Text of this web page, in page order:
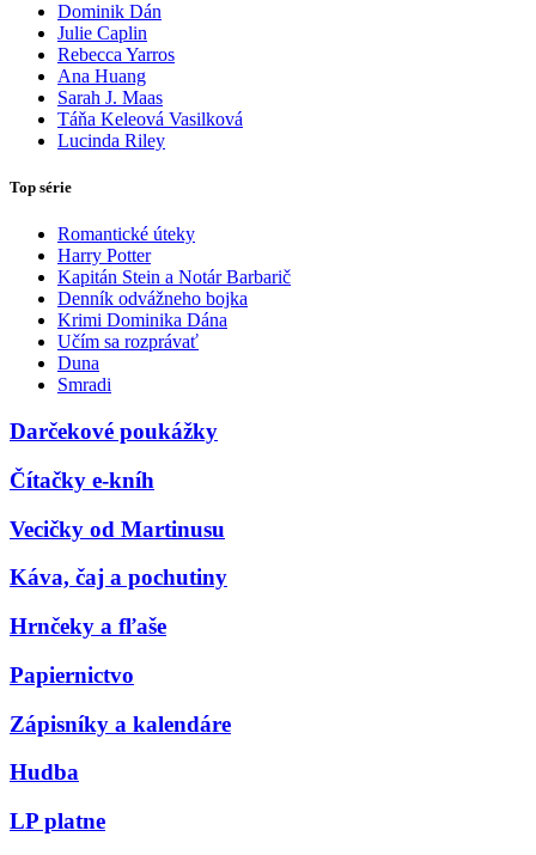
Dominik Dán
Julie Caplin
Rebecca Yarros
Ana Huang
Sarah J. Maas
Táňa Keleová Vasilková
Lucinda Riley
Top série
Romantické úteky
Harry Potter
Kapitán Stein a Notár Barbarič
Denník odvážneho bojka
Krimi Dominika Dána
Učím sa rozprávať
Duna
Smradi
Darčekové poukážky
Čítačky e-kníh
Vecičky od Martinusu
Káva, čaj a pochutiny
Hrnčeky a fľaše
Papiernictvo
Zápisníky a kalendáre
Hudba
LP platne